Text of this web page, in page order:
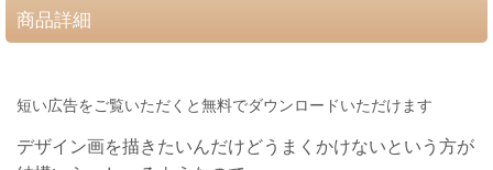
商品詳細
短い広告をご覧いただくと無料でダウンロードいただけます
デザイン画を描きたいんだけどうまくかけないという方が